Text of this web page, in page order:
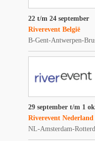
22 t/m 24 september
Riverevent België
B-Gent-Antwerpen-
29 september t/m 1
Riverevent Nederland
NL-Amsterdam-